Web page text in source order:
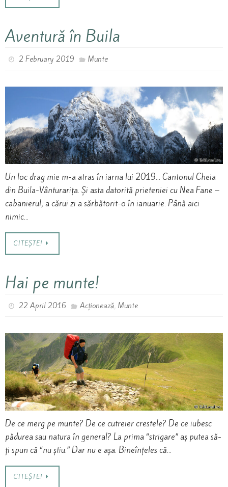
Aventură în Buila
2 February 2019 Munte
Un loc drag mie m-a atras în iarna lui 2019… Cantonul Cheia
din Buila-Vânturarița. Și asta datorită prieteniei cu Nea Fane –
cabanierul, a cărui zi a sărbătorit-o în ianuarie. Până aici
nimic…
CITEȘTE!
Hai pe munte!
22 April 2016 Acționează, Munte
De ce merg pe munte? De ce cutreier crestele? De ce iubesc
pădurea sau natura în general? La prima “strigare” aș putea să-
ți spun că “nu știu.” Dar nu e așa. Bineînțeles că…
CITEȘTE!